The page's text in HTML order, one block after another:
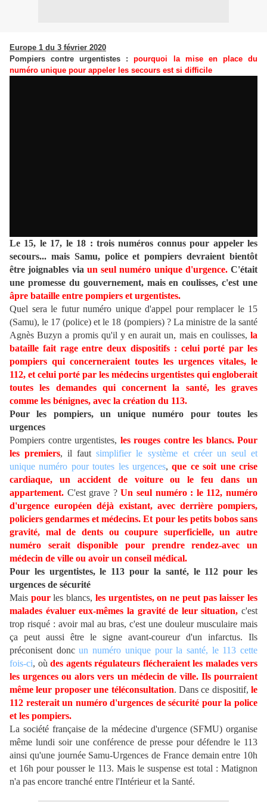
Europe 1 du 3 février 2020
Pompiers contre urgentistes :pourquoi la mise en place du
numéro unique pour appeler les secours est si difficile
Le 15, le 17, le 18 : trois numéros connus pour appeler les
secours... mais Samu, police et pompiers devraient bientôt
être joignables via un seul numéro unique d'urgence.C'était
une promesse du gouvernement, mais en coulisses, c'est une
âpre bataille entre pompiers et urgentistes.
Quel sera le futur numéro unique d'appel pour remplacer le 15
(Samu), le 17 (police) et le 18 (pompiers) ? La ministre de la santé
Agnès Buzyn a promis qu'il y en aurait un, mais en coulisses, la
bataille fait rage entre deux dispositifs : celui porté par les
pompiers qui concerneraient toutes les urgences vitales, le
112, et celui porté par les médecins urgentistes qui engloberait
toutes les demandes qui concernent la santé, les graves
comme les bénignes, avec la création du 113.
Pour les pompiers, un unique numéro pour toutes les
urgences
Pompiers contre urgentistes, les rouges contre les blancs. Pour
les premiers, il fautsimplifier le système et créer un seul et
unique numéro pour toutes les urgences,que ce soit une crise
cardiaque, un accident de voiture ou le feu dans un
appartement. C'est grave ?Un seul numéro : le 112, numéro
d'urgence européen déjà existant, avec derrière pompiers,
policiers gendarmes et médecins. Et pour les petits bobos sans
gravité, mal de dents ou coupure superficielle, un autre
numéro serait disponible pour prendre rendez-avec un
médecin de ville ou avoir un conseil médical.
Pour les urgentistes, le 113 pour la santé, le 112 pour les
urgences de sécurité
Mais pourles blancs, les urgentistes, on ne peut pas laisser les
malades évaluer eux-mêmes la gravité de leur situation, c'est
trop risqué : avoir mal au bras, c'est une douleur musculaire mais
ça peut aussi être le signe avant-coureur d'un infarctus. Ils
préconisent doncun numéro unique pour la santé, le 113 cette
fois-ci, où des agents régulateurs flécheraient les malades vers
les urgences ou alors vers un médecin de ville. Ils pourraient
même leur proposer une téléconsultation. Dans ce dispositif, le
112 resterait un numéro d'urgences de sécurité pour la police
et les pompiers.
La société française de la médecine d'urgence (SFMU) organise
même lundi soir une conférence de presse pour défendre le 113
ainsi qu'une journée Samu-Urgences de France demain entre 10h
et 16h pour pousser le 113. Mais le suspense est total : Matignon
n'a pas encore tranché entre l'Intérieur et la Santé.